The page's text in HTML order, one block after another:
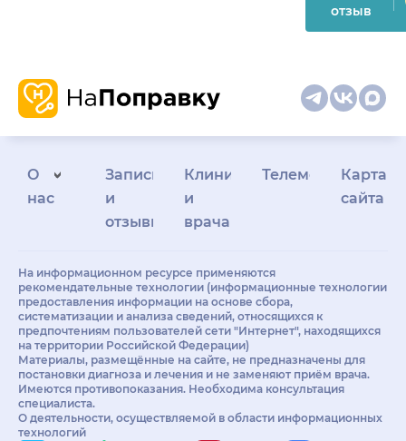
отзыв
О
нас
Запись
и
отзывы
Клиникам
и
врачам
Телемедицина
Карта
сайта
На информационном ресурсе применяются
рекомендательные технологии (информационные технологии
предоставления информации на основе сбора,
систематизации и анализа сведений, относящихся к
предпочтениям пользователей сети "Интернет", находящихся
на территории Российской Федерации)
Материалы, размещённые на сайте, не предназначены для
постановки диагноза и лечения и не заменяют приём врача.
Имеются противопоказания. Необходима консультация
специалиста.
О деятельности, осуществляемой в области информационных
технологий